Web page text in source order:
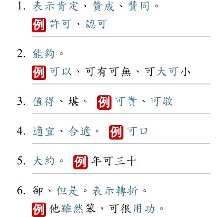
表示肯定 、 贊成 、 贊同 。
例 許可 、 認可
能夠 。
例 可以 、可有可無、可 大可小
值得 、堪。 例 可貴 、 可敬
適宜 、 合適 。 例 可口
大約 。 例 年可三十
卻、 但是 。 表示轉折 。
例 他雖然 笨，可很 用功 。